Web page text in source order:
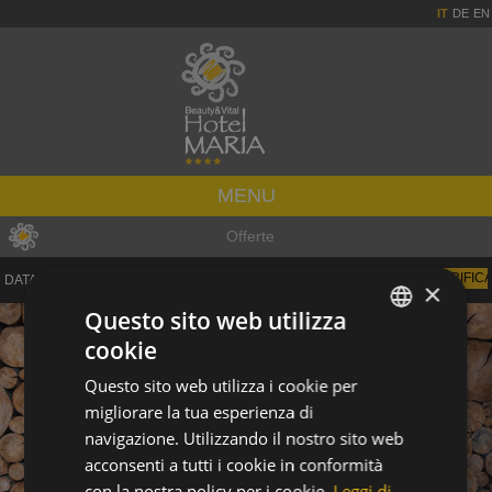
IT DE EN
MENU
Offerte
DATA ARRIVO:
ENGLISH
×
Questo sito web utilizza
cookie
Questo sito web utilizza i cookie per
migliorare la tua esperienza di
navigazione. Utilizzando il nostro sito web
acconsenti a tutti i cookie in conformità